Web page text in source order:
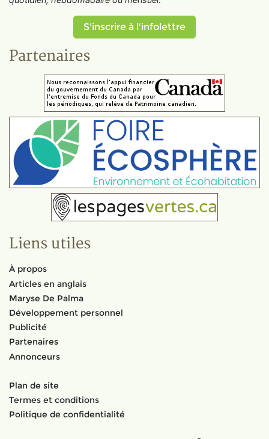
S'inscrire à l'infolettre
Partenaires
Liens utiles
À propos
Articles en anglais
Maryse De Palma
Développement personnel
Publicité
Partenaires
Annonceurs
Plan de site
Termes et conditions
Politique de confidentialité